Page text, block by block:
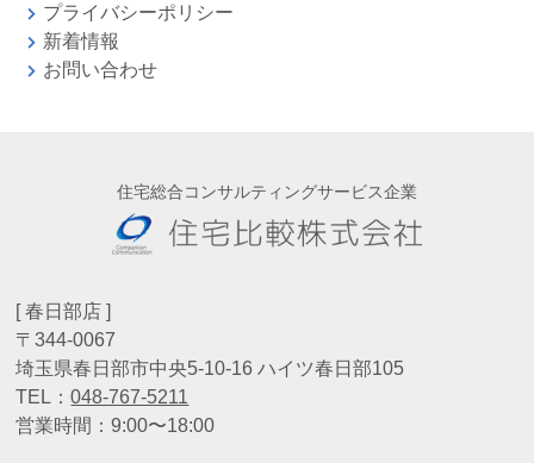
プライバシーポリシー
新着情報
お問い合わせ
住宅総合コンサルティングサービス企業
[ 春日部店 ]
〒344-0067
埼玉県春日部市中央5-10-16 ハイツ春日部105
TEL：048-767-5211
営業時間：9:00〜18:00